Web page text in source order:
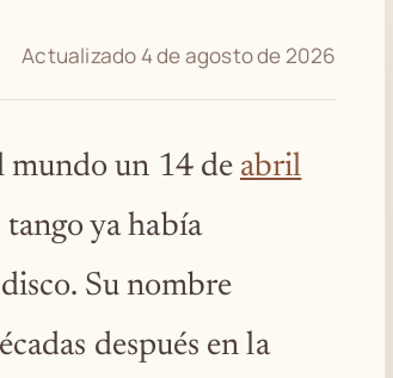
Actualizado 4 de agosto de 2026
mundo un 14 de abril
ya había
Su nombre
después en la